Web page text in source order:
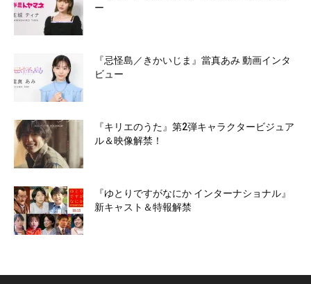
ー
『忌怪島／きかいじま』當真あみ 動画インタ
ビュー
『キリエのうた』第2弾キャラクタービジュア
ル＆映像解禁！
『ゆとりですがなにか インターナショナル』
新キャスト＆特報解禁